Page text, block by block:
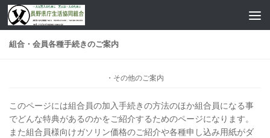
コンテンツへスキップ
組合・会員各種手続きのご案内
・その他のご案内
このページには組合員の加入手続きの方法のほか組合員になる事
でどんな特典があるのかをご紹介するためのページになります。
また組合員様向けガソリン価格のご紹介や各種申し込み用紙がダ